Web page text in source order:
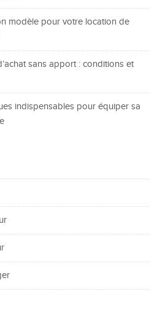
modèle pour votre location de
sans apport : conditions et
indispensables pour équiper sa